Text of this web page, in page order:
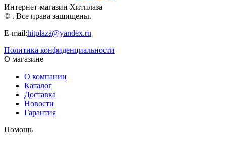
Интернет-магазин Хитплаза
© . Все права защищены.
E-mail:hitplaza@yandex.ru
Политика конфиденциальности
О магазине
О компании
Каталог
Доставка
Новости
Гарантия
Помощь